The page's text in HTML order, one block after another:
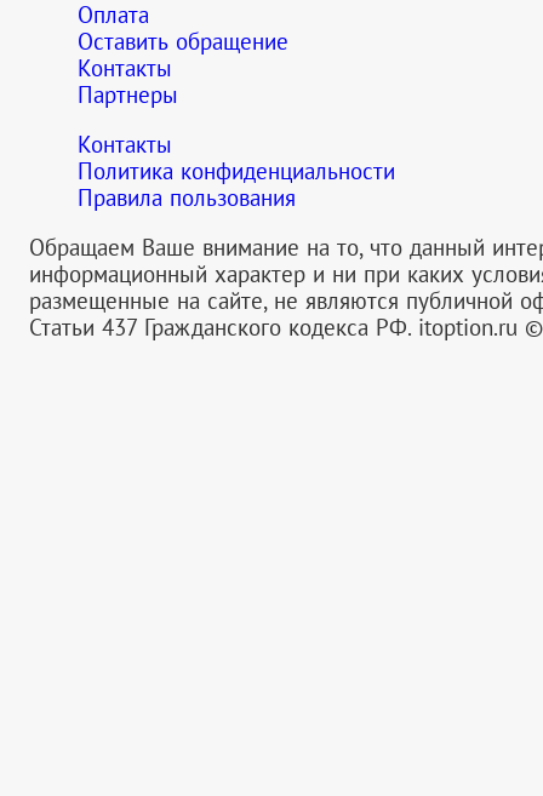
Оплата
Оставить обращение
Контакты
Партнеры
Контакты
Политика конфиденциальности
Правила пользования
Обращаем Ваше внимание на то, что данный
информационный характер и ни при каких
размещенные на сайте, не являются публичной
Статьи 437 Гражданского кодекса РФ. itoption.ru